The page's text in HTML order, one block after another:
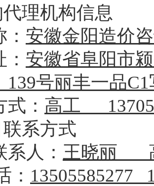
理机构信息
安徽金阳造价
安徽省阜阳市
139号丽丰一品
： 高工
系方式
人： 王晓丽
： 13505585277